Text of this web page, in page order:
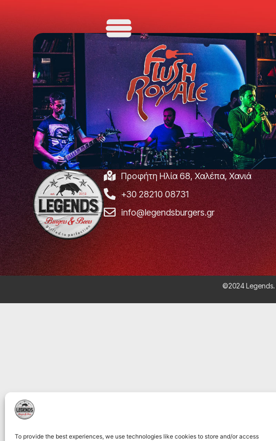
To provide the best experiences, we use technologies like cookies to store and/or access
Προφήτη Ηλία 68, Χαλέπα, Χανιά
+30 28210 08731
info@legendsburgers.gr
©2024 Legends.